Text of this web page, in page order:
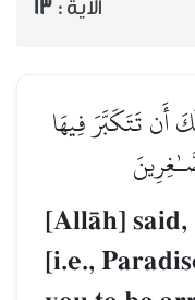
الآية : 13
أَن تَتَكَبَّرَ فِيهَا
[AllŒh]
[i.e.,